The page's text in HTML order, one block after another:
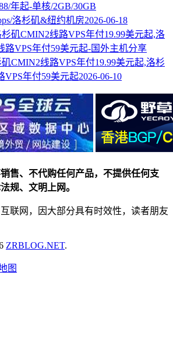
年起-单核/2GB/30GB
洛杉矶&纽约机房2026-06-18
CMIN2线路VPS年付19.99美元起,洛杉
VPS年付59美元起2026-06-10
售、不代购任何产品，不提供任何支
规、文明上网。
联网，因大部分具有时效性，读者朋友
ZRBLOG.NET.
图